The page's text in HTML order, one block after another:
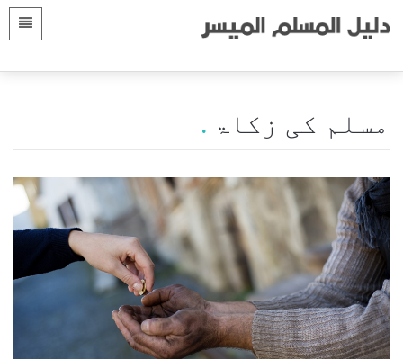
العربية
Bosanski
简体中文
English
Français
مسلم کی زکاۃ